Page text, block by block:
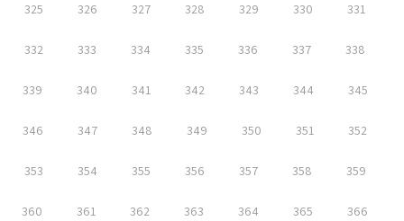
325 326 327 328 329 330 331
332 333 334 335 336 337 338
339 340 341 342 343 344 345
346 347 348 349 350 351 352
353 354 355 356 357 358 359
360 361 362 363 364 365 366